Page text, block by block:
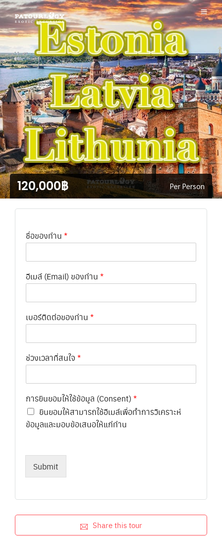
120,000฿ Per Person
ชื่อของท่าน *
อีเมล์ (Email) ของท่าน *
เบอร์ติดต่อของท่าน *
ช่วงเวลาที่สนใจ *
การยินยอมให้ใช้ข้อมูล (Consent) *
ยินยอมให้สามารถใช้อีเมล์เพื่อทำการวิเคราะห์
ข้อมูลและมอบข้อเสนอให้แก่ท่าน
Submit
Share this tour